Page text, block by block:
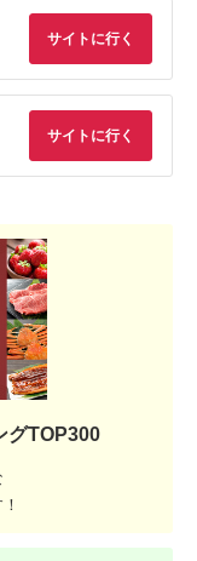
サイトに行く
サイトに行く
グTOP300